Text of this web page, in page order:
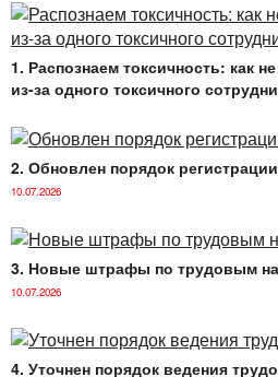
1. Распознаем токсичность: как
из-за одного токсичного
2. Обновлен порядок
10.07.2026
3. Новые штрафы по трудовым
10.07.2026
4. Уточнен порядок ведения